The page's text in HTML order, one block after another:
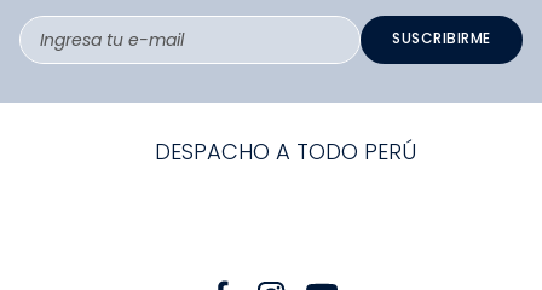
SUSCRIBIRME
DESPACHO A TODO PERÚ